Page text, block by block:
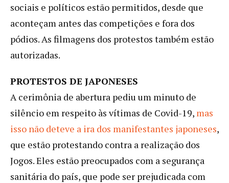
sociais e políticos estão permitidos, desde que
aconteçam antes das competições e fora dos
pódios. As filmagens dos protestos também estão
autorizadas.
PROTESTOS DE JAPONESES
A cerimônia de abertura pediu um minuto de
silêncio em respeito às vítimas de Covid-19, mas
isso não deteve a ira dos manifestantes japoneses,
que estão protestando contra a realização dos
Jogos. Eles estão preocupados com a segurança
sanitária do país, que pode ser prejudicada com